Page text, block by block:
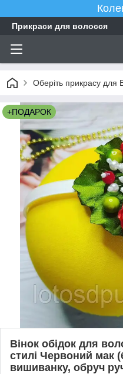
Прикраси для волосся
Оберіть прикрасу для
+ПОДАРОК
Вінок обідок для
стилі Червоний мак
вишиванку, обруч